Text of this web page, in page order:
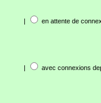
| en attente de
| avec connexions